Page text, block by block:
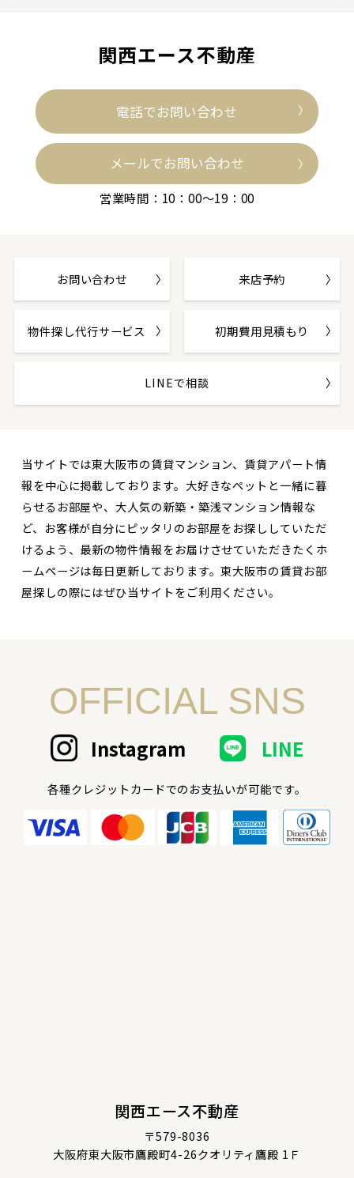
関西エース不動産
電話でお問い合わせ
メールでお問い合わせ
営業時間：10：00～19：00
お問い合わせ 来店予約
物件探し代行サービス 初期費用見積もり
LINEで相談
当サイトでは東大阪市の賃貸マンション、賃貸アパート情
報を中心に掲載しております。大好きなペットと一緒に暮
らせるお部屋や、大人気の新築・築浅マンション情報な
ど、お客様が自分にピッタリのお部屋をお探ししていただ
けるよう、最新の物件情報をお届けさせていただきたくホ
ームページは毎日更新しております。東大阪市の賃貸お部
屋探しの際にはぜひ当サイトをご利用ください。
OFFICIAL SNS
Instagram LINE
各種クレジットカードでのお支払いが可能です。
関西エース不動産
〒579-8036
大阪府東大阪市鷹殿町4-26クオリティ鷹殿 1Ｆ